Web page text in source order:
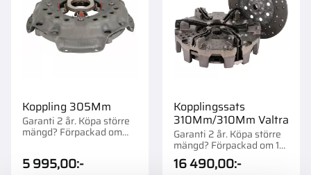
Koppling 305Mm
Garanti 2 år. Köpa större
mängd? Förpackad om
5 995,00:-
Kopplingssats
310Mm/310Mm Valtra
Garanti 2 år. Köpa större
mängd? Förpackad om 1
st.
16 490,00:-